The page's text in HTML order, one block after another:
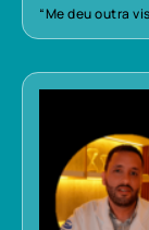
“Me deu outra